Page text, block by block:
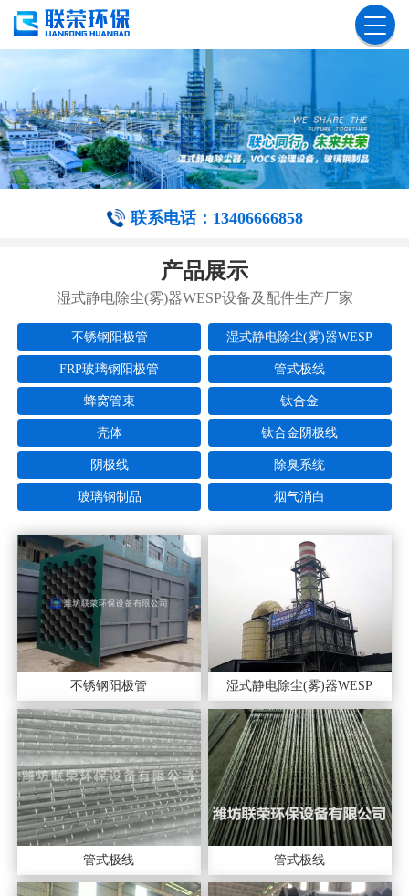
联系电话：13406666858
产品展示
湿式静电除尘(雾)器WESP设备及配件生产厂家
不锈钢阳极管 湿式静电除尘(雾)器WESP
FRP玻璃钢阳极管 管式极线
蜂窝管束 钛合金
壳体 钛合金阴极线
阴极线 除臭系统
玻璃钢制品 烟气消白
不锈钢阳极管 湿式静电除尘(雾)器WESP
管式极线 管式极线